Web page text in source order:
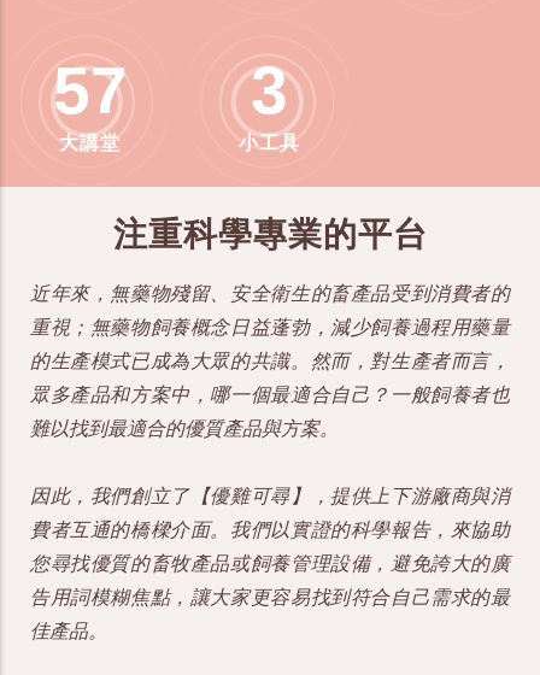
57
大講堂
3
小工具
注重科學專業的平台
近年來，無藥物殘留、安全衛生的畜產品受到消費者的
重視；無藥物飼養概念日益蓬勃，減少飼養過程用藥量
的生產模式已成為大眾的共識。然而，對生產者而言，
眾多產品和方案中，哪一個最適合自己？一般飼養者也
難以找到最適合的優質產品與方案。
因此，我們創立了【優雞可尋】，提供上下游廠商與消
費者互通的橋樑介面。我們以實證的科學報告，來協助
您尋找優質的畜牧產品或飼養管理設備，避免誇大的廣
告用詞模糊焦點，讓大家更容易找到符合自己需求的最
佳產品。